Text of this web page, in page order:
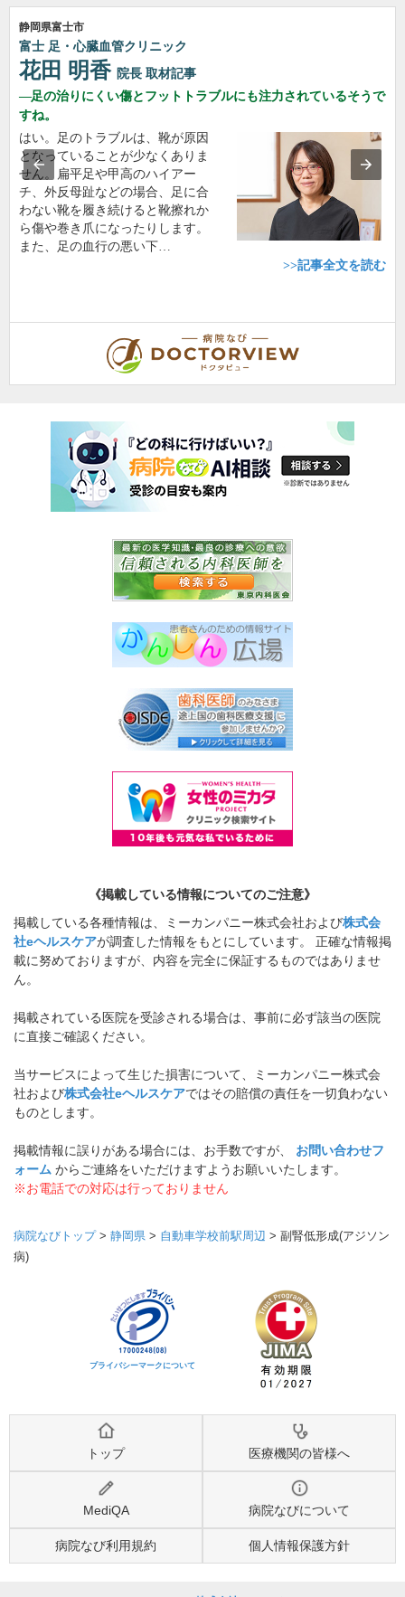
静岡県富士市
富士 足・心臓血管クリニック
花田 明香 院長 取材記事
足の治りにくい傷とフットトラブルにも注力されているそうで
すね。
はい。足のトラブルは、靴が原因
となっていることが少なくありま
せん。扁平足や甲高のハイアー
チ、外反母趾などの場合、足に合
わない靴を履き続けると靴擦れか
ら傷や巻き爪になったりします。
また、足の血行の悪い下…
>>記事全文を読む
《掲載している情報についてのご注意》
掲載している各種情報は、ミーカンパニー株式会社および株式会
社eヘルスケアが調査した情報をもとにしています。 正確な情報掲
載に努めておりますが、内容を完全に保証するものではありませ
ん。
掲載されている医院を受診される場合は、事前に必ず該当の医院
に直接ご確認ください。
当サービスによって生じた損害について、ミーカンパニー株式会
社および株式会社eヘルスケアではその賠償の責任を一切負わない
ものとします。
掲載情報に誤りがある場合には、お手数ですが、 お問い合わせフ
ォーム からご連絡をいただけますようお願いいたします。
※お電話での対応は行っておりません
病院なびトップ> 静岡県 > 自動車学校前駅周辺 > 副腎低形成(アジソン
病)
プライバシーマークについて
トップ 医療機関の皆様へ
MediQA 病院なびについて
病院なび利用規約 個人情報保護方針